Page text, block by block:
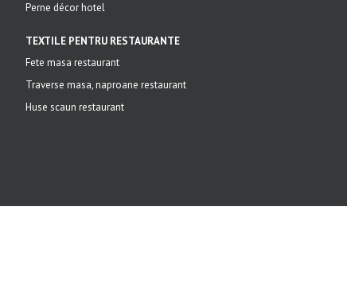
Perne décor hotel
TEXTILE PENTRU RESTAURANTE
Fete masa restaurant
Traverse masa, naproane restaurant
Huse scaun restaurant